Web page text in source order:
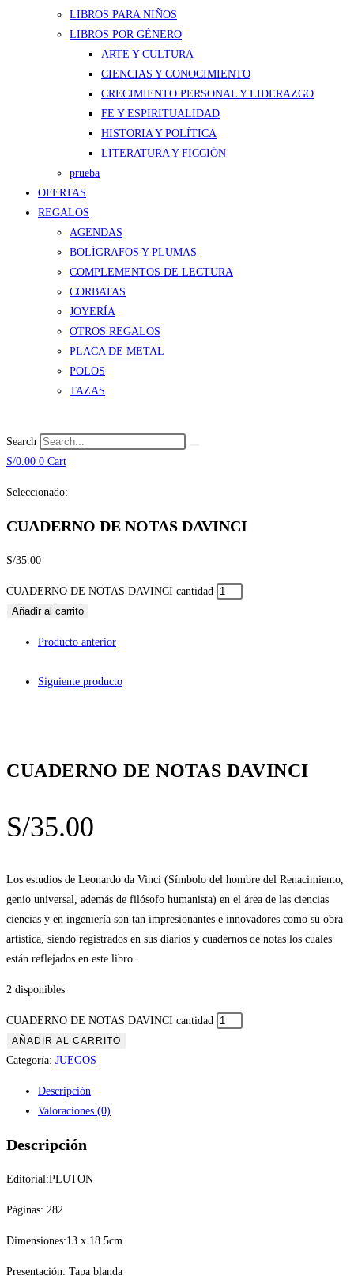
LIBROS PARA NIÑOS
LIBROS POR GÉNERO
ARTE Y CULTURA
CIENCIAS Y CONOCIMIENTO
CRECIMIENTO PERSONAL Y LIDERAZGO
FE Y ESPIRITUALIDAD
HISTORIA Y POLÍTICA
LITERATURA Y FICCIÓN
prueba
OFERTAS
REGALOS
AGENDAS
BOLÍGRAFOS Y PLUMAS
COMPLEMENTOS DE LECTURA
CORBATAS
JOYERÍA
OTROS REGALOS
PLACA DE METAL
POLOS
TAZAS
Search
S/0.00 0 Cart
Seleccionado:
CUADERNO DE NOTAS DAVINCI
S/35.00
CUADERNO DE NOTAS DAVINCI cantidad
Añadir al carrito
Producto anterior
Siguiente producto
CUADERNO DE NOTAS DAVINCI
S/35.00
Los estudios de Leonardo da Vinci (Símbolo del hombre del Renacimiento,
genio universal, además de filósofo humanista) en el área de las ciencias
ciencias y en ingeniería son tan impresionantes e innovadores como su obra
artística, siendo registrados en sus diarios y cuadernos de notas los cuales
están reflejados en este libro.
2 disponibles
CUADERNO DE NOTAS DAVINCI cantidad
AÑADIR AL CARRITO
Categoría: JUEGOS
Descripción
Valoraciones (0)
Descripción
Editorial:PLUTON
Páginas: 282
Dimensiones:13 x 18.5cm
Presentación: Tapa blanda